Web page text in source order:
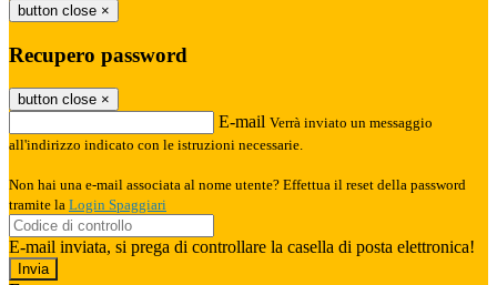
button close ×
Recupero password
button close ×
E-mail Verrà inviato un messaggio
all'indirizzo indicato con le istruzioni necessarie.
Non hai una e-mail associata al nome utente? Effettua il reset della password
tramite la Login Spaggiari
E-mail inviata, si prega di controllare la casella di posta elettronica!